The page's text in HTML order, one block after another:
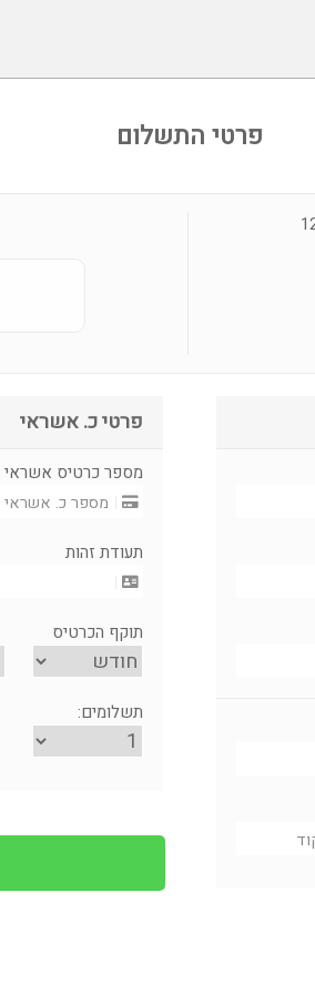
פרטי התשלום
פרטי כ. אשראי
מספר כרטיס אשראי
תעודת זהות
תוקף הכרטיס
תשלומים: